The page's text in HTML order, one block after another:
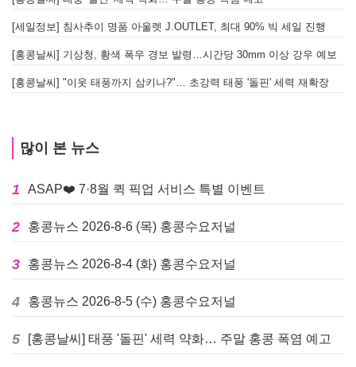
[세일정보] 침사추이 명품 아울렛 J.OUTLET, 최대 90% 빅 세일 진행
[홍콩날씨] 기상청, 황색 폭우 경보 발령…시간당 30mm 이상 강우 예보
[홍콩날씨] "이웃 태풍까지 삼키나?"… 초강력 태풍 '돌핀' 세력 재확장
많이 본 뉴스
1 ASAP❤️ 7·8월 퀵 픽업 서비스 특별 이벤트
2 홍콩뉴스 2026-8-6 (목) 홍콩수요저널
3 홍콩뉴스 2026-8-4 (화) 홍콩수요저널
4 홍콩뉴스 2026-8-5 (수) 홍콩수요저널
5 [홍콩날씨] 태풍 '돌핀' 세력 약화… 주말 홍콩 폭염 예고